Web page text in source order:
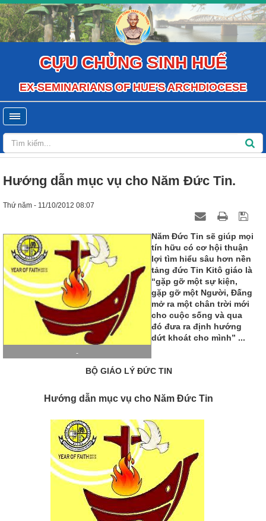
CỰU CHỦNG SINH HUẾ
EX-SEMINARIANS OF HUE'S ARCHDIOCESE
Hướng dẫn mục vụ cho Năm Đức Tin.
Thứ năm - 11/10/2012 08:07
-
Năm Đức Tin sẽ giúp mọi
tín hữu có cơ hội thuận
lợi tìm hiểu sâu hơn nền
tảng đức Tin Kitô giáo là
“gặp gỡ một sự kiện,
gặp gỡ một Người, Đấng
mở ra một chân trời mới
cho cuộc sống và qua
đó đưa ra định hướng
dứt khoát cho mình” ...
BỘ GIÁO LÝ ĐỨC TIN
Hướng dẫn mục vụ cho Năm Đức Tin